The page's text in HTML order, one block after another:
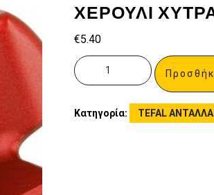
ΧΕΡΟΥΛΙ
€5.40
Κατηγορία: TEFAL